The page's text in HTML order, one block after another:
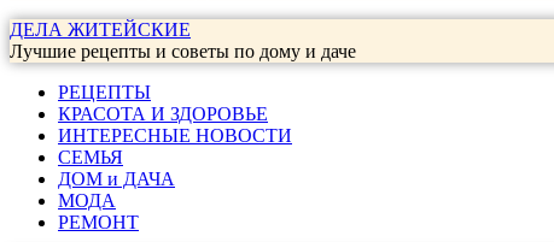
ДЕЛА ЖИТЕЙСКИЕ
Лучшие рецепты и советы по дому и даче
РЕЦЕПТЫ
КРАСОТА И ЗДОРОВЬЕ
ИНТЕРЕСНЫЕ НОВОСТИ
СЕМЬЯ
ДОМ и ДАЧА
МОДА
РЕМОНТ